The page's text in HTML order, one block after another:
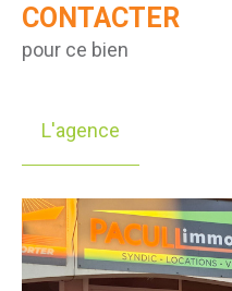
CONTACTER
pour ce bien
L'agence